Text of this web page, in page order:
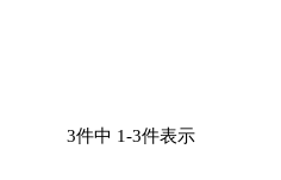
3件中 1-3件表示